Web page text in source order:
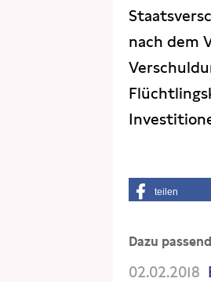
nach dem
teilen
Dazu
02.02.2018